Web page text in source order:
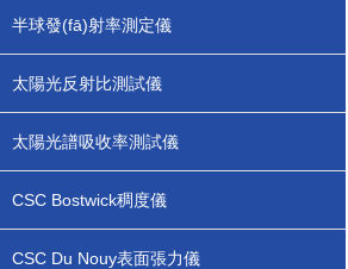
半球發(fā)射率測定儀
太陽光反射比測試儀
太陽光譜吸收率測試儀
CSC Bostwick稠度儀
CSC Du Nouy表面張力儀